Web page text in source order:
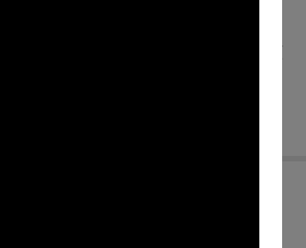
家舞作「舞漾客藝風雅情」～以客家原
文化精神。花布燈籠、客家美食、藍
文化藝術精彩之風雅。